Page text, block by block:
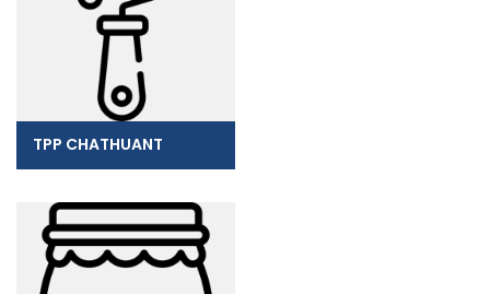
TPP CHATHUANT